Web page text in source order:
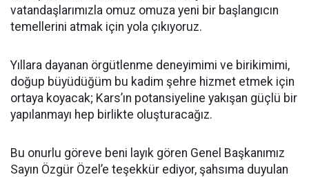
vatandaşlarımızla omuz omuza yeni bir başlangıcın
temellerini atmak için yola çıkıyoruz.
Yıllara dayanan örgütlenme deneyimimi ve birikimimi,
doğup büyüdüğüm bu kadim şehre hizmet etmek için
ortaya koyacak; Kars’ın potansiyeline yakışan güçlü bir
yapılanmayı hep birlikte oluşturacağız.
Bu onurlu göreve beni layık gören Genel Başkanımız
Sayın Özgür Özel’e teşekkür ediyor, şahsıma duyulan